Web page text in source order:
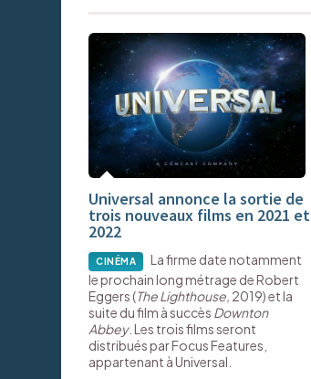
Universal annonce la sortie de
trois nouveaux films en 2021 et
2022
CINÉMA
La firme date notamment
le prochain long métrage de Robert
Eggers (The Lighthouse, 2019) et la
suite du film à succès Downton
Abbey. Les trois films seront
distribués par Focus Features,
appartenant à Universal.